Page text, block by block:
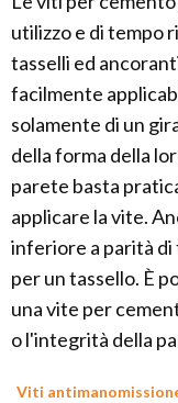
utilizzo e di tempo
tasselli ed
facilmente
solamente di un
della forma della
parete basta
applicare la vite.
inferiore a parità
per un tassello. È
una vite per
o l'integrità della
Viti